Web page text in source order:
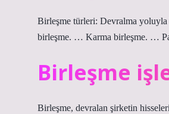
Birleşme türleri: Devralma
birleşme. … Karma birleşme. …
Birleşme
Birleşme, devralan şirketin